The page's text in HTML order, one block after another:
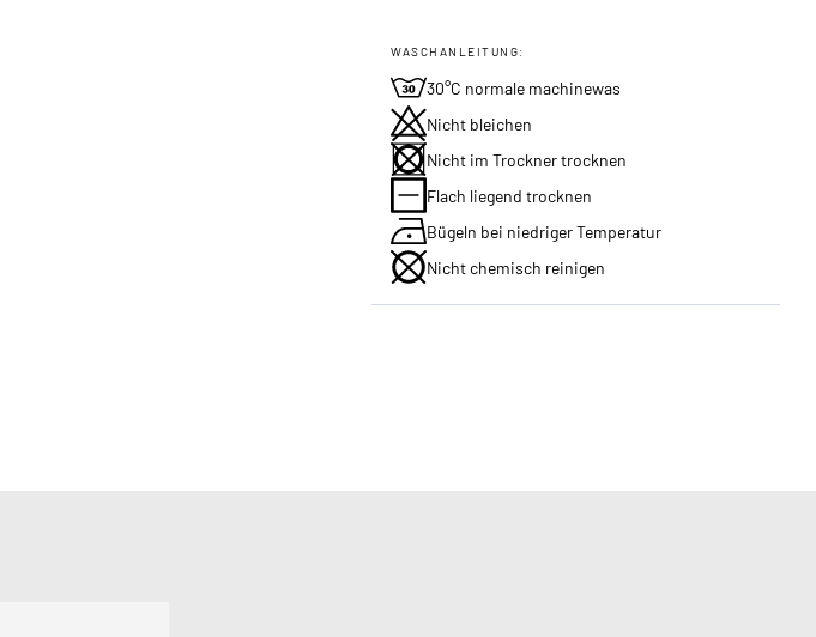
WASCHANLEITUNG:
30°C normale machinewas
Nicht bleichen
Nicht im Trockner trocknen
Flach liegend trocknen
Bügeln bei niedriger Temperatur
Nicht chemisch reinigen